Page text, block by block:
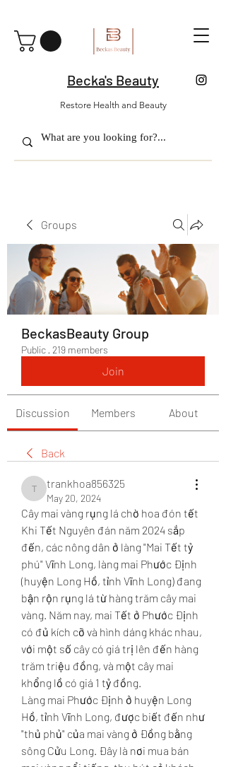
Becka's Beauty
Restore Health and Beauty
Groups
BeckasBeauty Group
Public · 219 members
Join
Discussion Members About
Back
trankhoa856325
trankhoa856325
May 20, 2024
Cây mai vàng rụng lá chờ hoa đón tết
Khi Tết Nguyên đán năm 2024 sắp
đến, các nông dân ở làng "Mai Tết tỷ
phú" Vĩnh Long, làng mai Phước Định
(huyện Long Hồ, tỉnh Vĩnh Long) đang
bận rộn rụng lá từ hàng trăm cây mai
vàng. Năm nay, mai Tết ở Phước Định
có đủ kích cỡ và hình dáng khác nhau,
với một số cây có giá trị lên đến hàng
trăm triệu đồng, và một cây mai
khổng lồ có giá 1 tỷ đồng.
Làng mai Phước Định ở huyện Long
Hồ, tỉnh Vĩnh Long, được biết đến như
"thủ phủ" của mai vàng ở Đồng bằng
sông Cửu Long. Đây là nơi mua bán